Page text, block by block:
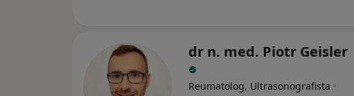
dr n. med. Piotr Geisler
Reumatolog, Ultrasonografista ·